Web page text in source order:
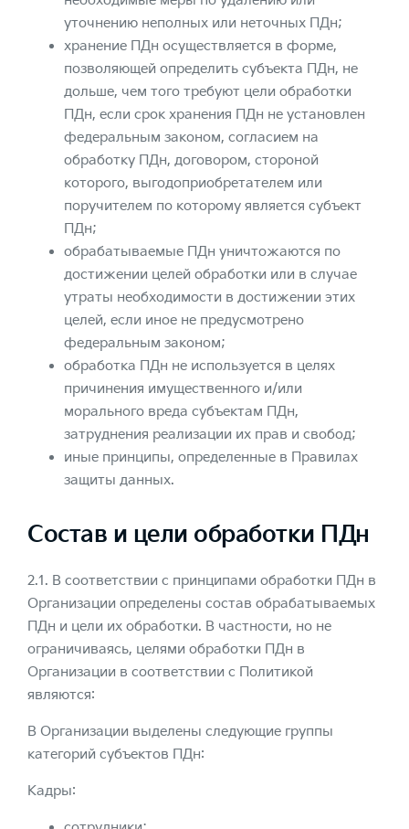
уточнению неполных или неточных ПДн;
хранение ПДн осуществляется в форме,
позволяющей определить субъекта ПДн, не
дольше, чем того требуют цели обработки
ПДн, если срок хранения ПДн не установлен
федеральным законом, согласием на
обработку ПДн, договором, стороной
которого, выгодоприобретателем или
поручителем по которому является субъект
ПДн;
обрабатываемые ПДн уничтожаются по
достижении целей обработки или в случае
утраты необходимости в достижении этих
целей, если иное не предусмотрено
федеральным законом;
обработка ПДн не используется в целях
причинения имущественного и/или
морального вреда субъектам ПДн,
затруднения реализации их прав и свобод;
иные принципы, определенные в Правилах
защиты данных.
Состав и цели обработки ПДн
2.1. В соответствии с принципами обработки ПДн в
Организации определены состав обрабатываемых
ПДн и цели их обработки. В частности, но не
ограничиваясь, целями обработки ПДн в
Организации в соответствии с Политикой
являются:
В Организации выделены следующие группы
категорий субъектов ПДн:
Кадры: